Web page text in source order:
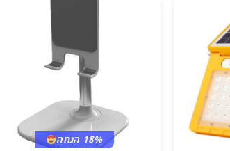
18% הנחה